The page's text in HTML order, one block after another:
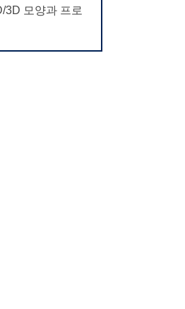
3D 모양과 프로